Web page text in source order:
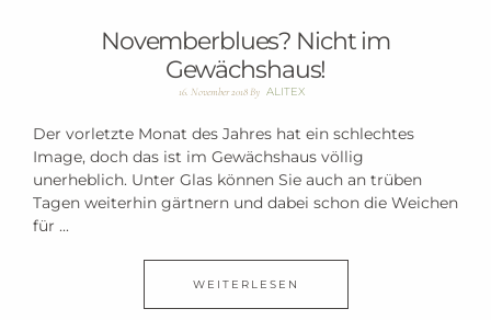
Novemberblues? Nicht im
Gewächshaus!
16. November 2018By ALITEX
Der vorletzte Monat des Jahres hat ein schlechtes
Image, doch das ist im Gewächshaus völlig
unerheblich. Unter Glas können Sie auch an trüben
Tagen weiterhin gärtnern und dabei schon die Weichen
für ...
WEITERLESEN